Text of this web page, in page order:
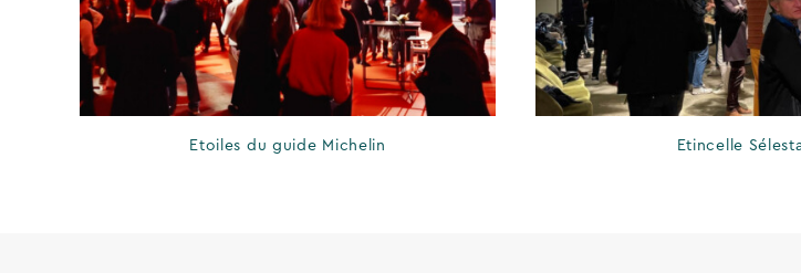
Etoiles du guide Michelin Etincelle